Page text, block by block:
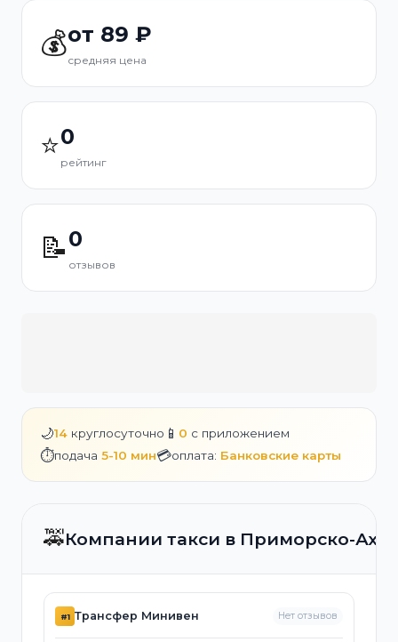
💰от 89 ₽
средняя цена
⭐0
рейтинг
📝0
отзывов
🌙14 круглосуточно 📱 0 с приложением
⏱️подача 5-10 мин💳оплата: Банковские карты
🚕Компании такси в Приморско-
#1 Трансфер Минивен Нет отзывов